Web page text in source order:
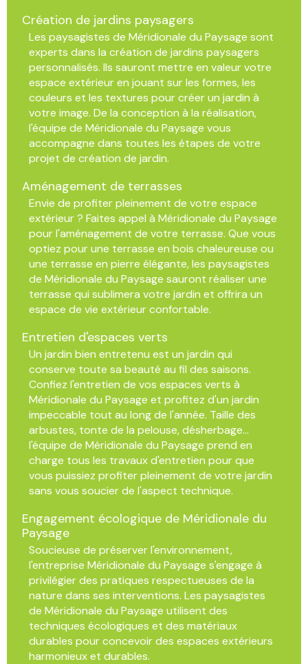
Création de jardins paysagers
Les paysagistes de Méridionale du Paysage sont
experts dans la création de jardins paysagers
personnalisés. Ils sauront mettre en valeur votre
espace extérieur en jouant sur les formes, les
couleurs et les textures pour créer un jardin à
votre image. De la conception à la réalisation,
l'équipe de Méridionale du Paysage vous
accompagne dans toutes les étapes de votre
projet de création de jardin.
Aménagement de terrasses
Envie de profiter pleinement de votre espace
extérieur ? Faites appel à Méridionale du Paysage
pour l'aménagement de votre terrasse. Que vous
optiez pour une terrasse en bois chaleureuse ou
une terrasse en pierre élégante, les paysagistes
de Méridionale du Paysage sauront réaliser une
terrasse qui sublimera votre jardin et offrira un
espace de vie extérieur confortable.
Entretien d'espaces verts
Un jardin bien entretenu est un jardin qui
conserve toute sa beauté au fil des saisons.
Confiez l'entretien de vos espaces verts à
Méridionale du Paysage et profitez d'un jardin
impeccable tout au long de l'année. Taille des
arbustes, tonte de la pelouse, désherbage...
l'équipe de Méridionale du Paysage prend en
charge tous les travaux d'entretien pour que
vous puissiez profiter pleinement de votre jardin
sans vous soucier de l'aspect technique.
Engagement écologique de Méridionale du
Paysage
Soucieuse de préserver l'environnement,
l'entreprise Méridionale du Paysage s'engage à
privilégier des pratiques respectueuses de la
nature dans ses interventions. Les paysagistes
de Méridionale du Paysage utilisent des
techniques écologiques et des matériaux
durables pour concevoir des espaces extérieurs
harmonieux et durables.